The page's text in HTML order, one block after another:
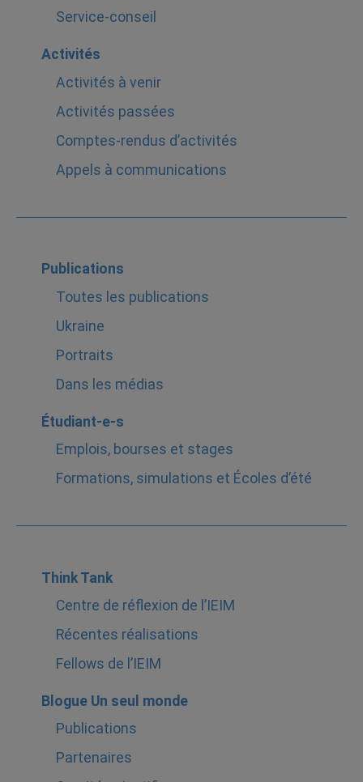
Service-conseil
Activités
Activités à venir
Activités passées
Comptes-rendus d’activités
Appels à communications
Publications
Toutes les publications
Ukraine
Portraits
Dans les médias
Étudiant-e-s
Emplois, bourses et stages
Formations, simulations et Écoles d’été
Think Tank
Centre de réflexion de l’IEIM
Récentes réalisations
Fellows de l’IEIM
Blogue Un seul monde
Publications
Partenaires